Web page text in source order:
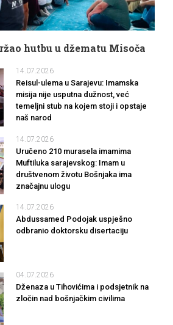
hutbu u džematu Misoča
14.07.2026
Reisul-ulema u Sarajevu: Imamska
misija nije usputna dužnost, već
temeljni stub na kojem stoji i opstaje
naš narod
14.07.2026
Uručeno 210 murasela imamima
Muftiluka sarajevskog: Imam u
društvenom životu Bošnjaka ima
značajnu ulogu
14.07.2026
Abdussamed Podojak uspješno
odbranio doktorsku disertaciju
04.07.2026
Dženaza u Tihovićima i podsjetnik na
zločin nad bošnjačkim civilima